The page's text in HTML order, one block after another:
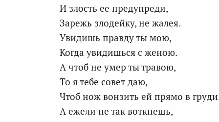
И злость ее предупреди,
Зарежь злодейку, не жалея.
Увидишь правду ты мою,
Когда увидишься с женою.
А чтоб не умер ты травою,
То я тебе совет даю,
Чтоб нож вонзить ей прямо в
А ежели не так воткнешь,